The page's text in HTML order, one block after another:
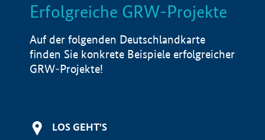
LISTE Info
Erfolgreiche GRW-Projekte
Auf der folgenden Deutschlandkarte
finden Sie konkrete Beispiele erfolgreicher
GRW-Projekte!
LOS GEHT'S